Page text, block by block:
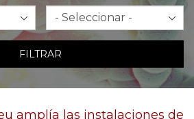
Año
FILTRAR
amplía las instalaciones de